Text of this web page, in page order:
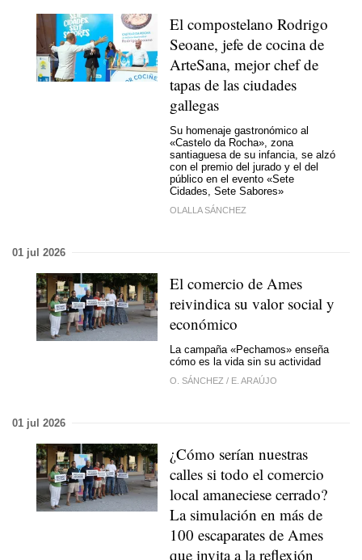
El compostelano Rodrigo
Seoane, jefe de cocina de
ArteSana, mejor chef de
tapas de las ciudades
gallegas
Su homenaje gastronómico al
«Castelo da Rocha», zona
santiaguesa de su infancia, se alzó
con el premio del jurado y el del
público en el evento «Sete
Cidades, Sete Sabores»
OLALLA SÁNCHEZ
01 jul 2026
El comercio de Ames
reivindica su valor social y
económico
La campaña «Pechamos» enseña
cómo es la vida sin su actividad
O. SÁNCHEZ / E. ARAÚJO
01 jul 2026
¿Cómo serían nuestras
calles si todo el comercio
local amaneciese cerrado?
La simulación en más de
100 escaparates de Ames
que invita a la reflexión